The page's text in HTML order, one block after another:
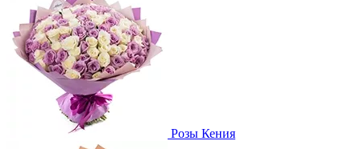
Розы Кения